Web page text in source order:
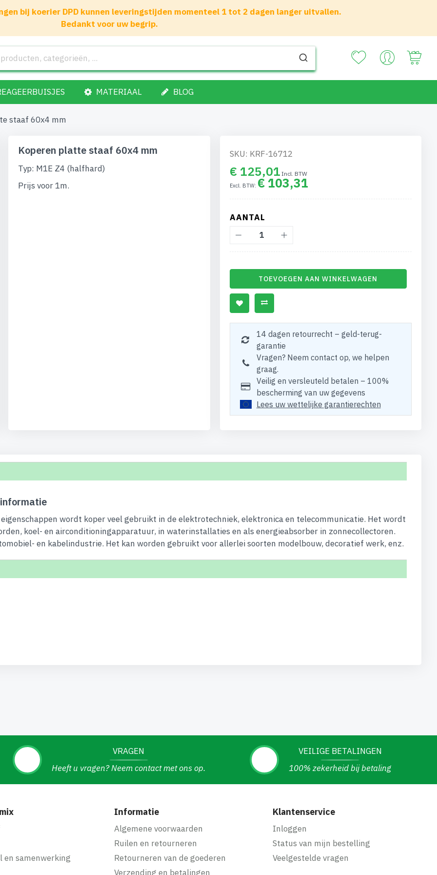
bij koerier DPD kunnen leveringstijden momenteel 1 tot 2 dagen langer uitvallen.
Bedankt voor uw begrip.
MATERIAAL BLOG
staaf 60x4 mm
Koperen platte staaf 60x4 mm
Typ: M1E Z4 (halfhard)
Prijs voor 1m.
SKU: KRF-16712
€ 125,01
€ 103,31
AANTAL
TOEVOEGEN AAN WINKELWAGEN
14 dagen retourrecht – geld-terug-
garantie
Vragen? Neem contact op, we helpen
graag.
Veilig en versleuteld betalen – 100%
bescherming van uw gegevens
Lees uw wettelijke garantierechten
wordt koper veel gebruikt in de elektrotechniek, elektronica en telecommunicatie. Het wordt
koel- en airconditioningapparatuur, in waterinstallaties en als energieabsorber in zonnecollectoren.
en kabelindustrie. Het kan worden gebruikt voor allerlei soorten modelbouw, decoratief werk, enz.
VRAGEN
Heeft u vragen? Neem contact met ons op.
VEILIGE BETALINGEN
100% zekerheid bij betaling
en samenwerking
Informatie
Algemene voorwaarden
Ruilen en retourneren
Retourneren van de goederen
Verzending en betalingen
Klantenservice
Inloggen
Status van mijn bestelling
Veelgestelde vragen